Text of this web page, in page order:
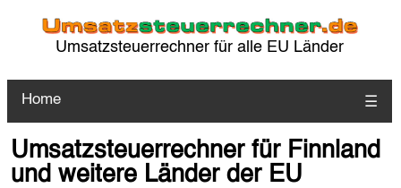
Umsatzsteuerrechner für alle EU Länder
Home ☰
Umsatzsteuerrechner für Finnland
und weitere Länder der EU